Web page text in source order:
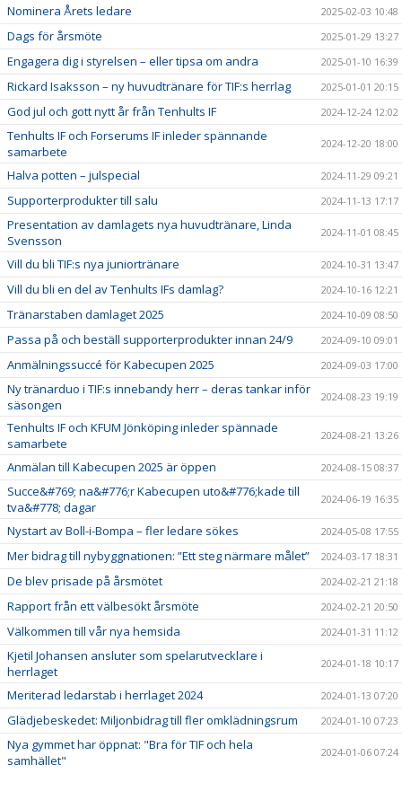
Nominera Årets ledare 2025-02-03 10:48
Dags för årsmöte 2025-01-29 13:27
Engagera dig i styrelsen – eller tipsa om andra 2025-01-10 16:39
Rickard Isaksson – ny huvudtränare för TIF:s herrlag 2025-01-01 20:15
God jul och gott nytt år från Tenhults IF 2024-12-24 12:02
Tenhults IF och Forserums IF inleder spännande
samarbete
2024-12-20 18:00
Halva potten – julspecial 2024-11-29 09:21
Supporterprodukter till salu 2024-11-13 17:17
Presentation av damlagets nya huvudtränare, Linda
Svensson
2024-11-01 08:45
Vill du bli TIF:s nya juniortränare 2024-10-31 13:47
Vill du bli en del av Tenhults IFs damlag? 2024-10-16 12:21
Tränarstaben damlaget 2025 2024-10-09 08:50
Passa på och beställ supporterprodukter innan 24/9 2024-09-10 09:01
Anmälningssuccé för Kabecupen 2025 2024-09-03 17:00
Ny tränarduo i TIF:s innebandy herr – deras tankar inför
säsongen
2024-08-23 19:19
Tenhults IF och KFUM Jönköping inleder spännade
samarbete
2024-08-21 13:26
Anmälan till Kabecupen 2025 är öppen 2024-08-15 08:37
Succe&#769; na&#776;r Kabecupen uto&#776;kade till
tva&#778; dagar
2024-06-19 16:35
Nystart av Boll-i-Bompa – fler ledare sökes 2024-05-08 17:55
Mer bidrag till nybyggnationen: ”Ett steg närmare målet” 2024-03-17 18:31
De blev prisade på årsmötet 2024-02-21 21:18
Rapport från ett välbesökt årsmöte 2024-02-21 20:50
Välkommen till vår nya hemsida 2024-01-31 11:12
Kjetil Johansen ansluter som spelarutvecklare i
herrlaget
2024-01-18 10:17
Meriterad ledarstab i herrlaget 2024 2024-01-13 07:20
Glädjebeskedet: Miljonbidrag till fler omklädningsrum 2024-01-10 07:23
Nya gymmet har öppnat: "Bra för TIF och hela
samhället"
2024-01-06 07:24